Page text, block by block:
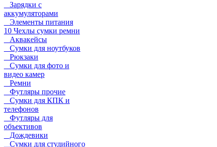
Зарядки с
аккумуляторами
Элементы питания
10 Чехлы сумки ремни
Аквакейсы
Сумки для ноутбуков
Рюкзаки
Сумки для фото и
видео камер
Ремни
Футляры прочие
Сумки для КПК и
телефонов
Футляры для
объективов
Дождевики
Сумки для студийного